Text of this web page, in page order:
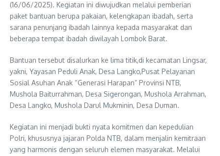
(16/06/2025). Kegiatan ini diwujudkan melalui pemberian
paket bantuan berupa pakaian, kelengkapan ibadah, serta
sarana penunjang ibadah lainnya kepada masyarakat dan
beberapa tempat ibadah diwilayah Lombok Barat.
Bantuan tersebut disalurkan ke lima titik,di kecamatan Lingsar,
yakni, Yayasan Peduli Anak, Desa Langko,Pusat Pelayanan
Sosial Asuhan Anak “Generasi Harapan” Provinsi NTB,
Mushola Baiturrahman, Desa Sigerongan, Mushola Arrahman,
Desa Langko, Mushola Darul Mukminin, Desa Duman.
Kegiatan ini menjadi bukti nyata komitmen dan kepedulian
Polri, khususnya jajaran Polda NTB, dalam menjalin kemitraan
yang harmonis dengan seluruh elemen masyarakat. Melalui